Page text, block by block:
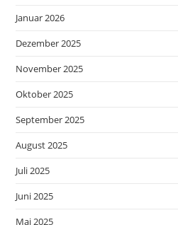
Januar 2026
Dezember 2025
November 2025
Oktober 2025
September 2025
August 2025
Juli 2025
Juni 2025
Mai 2025